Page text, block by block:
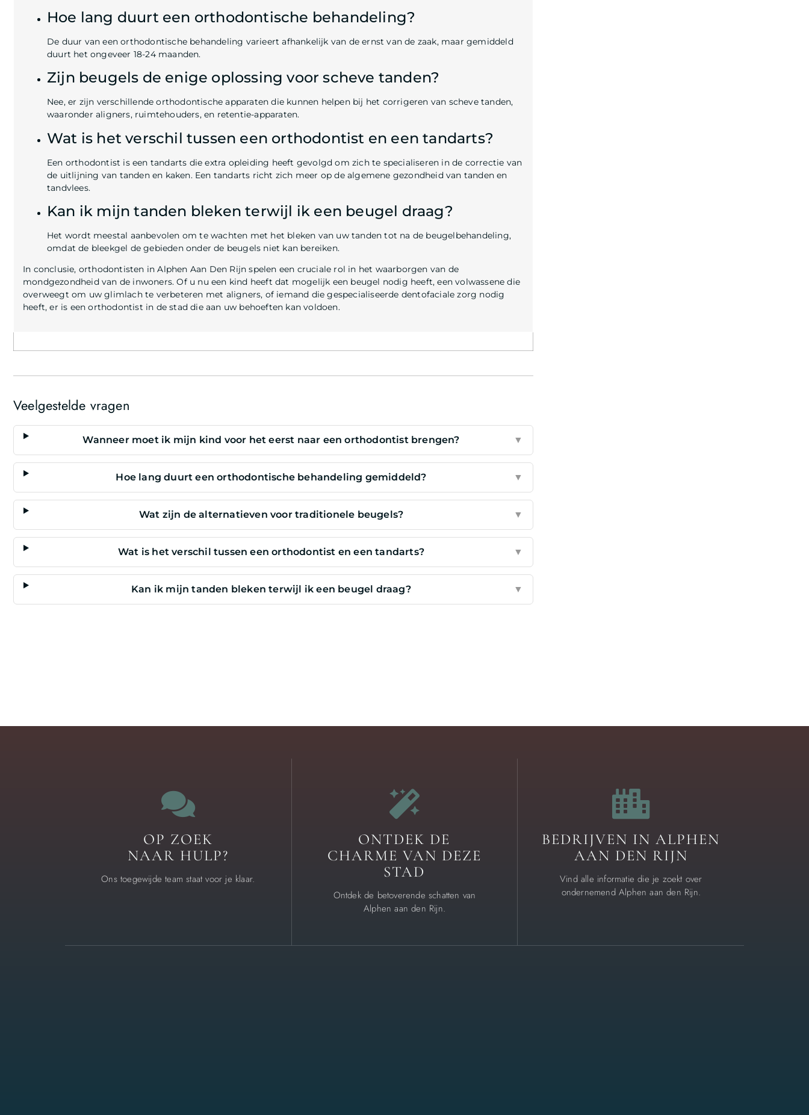
Hoe lang duurt een orthodontische behandeling?
De duur van een orthodontische behandeling varieert afhankelijk van de ernst van de zaak, maar gemiddeld
duurt het ongeveer 18-24 maanden.
Zijn beugels de enige oplossing voor scheve tanden?
Nee, er zijn verschillende orthodontische apparaten die kunnen helpen bij het corrigeren van scheve tanden,
waaronder aligners, ruimtehouders, en retentie-apparaten.
Wat is het verschil tussen een orthodontist en een tandarts?
Een orthodontist is een tandarts die extra opleiding heeft gevolgd om zich te specialiseren in de correctie van
de uitlijning van tanden en kaken. Een tandarts richt zich meer op de algemene gezondheid van tanden en
tandvlees.
Kan ik mijn tanden bleken terwijl ik een beugel draag?
Het wordt meestal aanbevolen om te wachten met het bleken van uw tanden tot na de beugelbehandeling,
omdat de bleekgel de gebieden onder de beugels niet kan bereiken.
In conclusie, orthodontisten in Alphen Aan Den Rijn spelen een cruciale rol in het waarborgen van de
mondgezondheid van de inwoners. Of u nu een kind heeft dat mogelijk een beugel nodig heeft, een volwassene die
overweegt om uw glimlach te verbeteren met aligners, of iemand die gespecialiseerde dentofaciale zorg nodig
heeft, er is een orthodontist in de stad die aan uw behoeften kan voldoen.
Veelgestelde vragen
Wanneer moet ik mijn kind voor het eerst naar een orthodontist brengen? ▼
Hoe lang duurt een orthodontische behandeling gemiddeld? ▼
Wat zijn de alternatieven voor traditionele beugels? ▼
Wat is het verschil tussen een orthodontist en een tandarts? ▼
Kan ik mijn tanden bleken terwijl ik een beugel draag? ▼
OP ZOEK
NAAR HULP?
Ons toegewijde team staat voor je klaar.
ONTDEK DE
CHARME VAN DEZE
STAD
Ontdek de betoverende schatten van
Alphen aan den Rijn.
BEDRIJVEN IN ALPHEN
AAN DEN RIJN
Vind alle informatie die je zoekt over
ondernemend Alphen aan den Rijn.